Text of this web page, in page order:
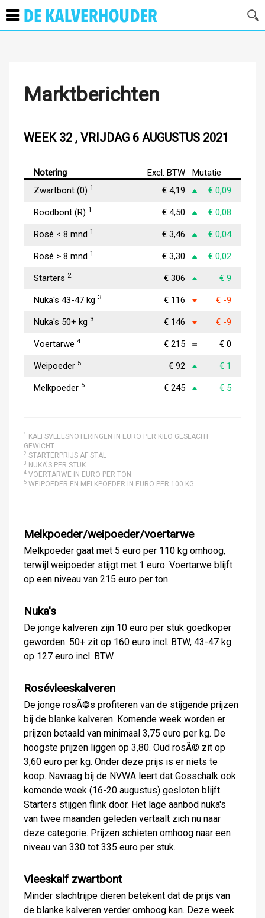
Marktberichten
WEEK 32 , VRIJDAG 6 AUGUSTUS 2021
Notering Excl. BTW
Mutatie
Zwartbont (0) 1 € 4,19 € 0,09
Roodbont (R) 1 € 4,50 € 0,08
Rosé < 8 mnd 1 € 3,46 € 0,04
Rosé > 8 mnd 1 € 3,30 € 0,02
Starters 2 € 306 € 9
Nuka's 43-47 kg 3 € 116 € -9
Nuka's 50+ kg 3 € 146 € -9
Voertarwe 4 € 215 € 0
Weipoeder 5 € 92 € 1
Melkpoeder 5 € 245 € 5
1
KALFSVLEESNOTERINGEN IN EURO PER KILO GESLACHT
GEWICHT
2 STARTERPRIJS AF STAL
3 NUKA'S PER STUK
4 VOERTARWE IN EURO PER TON.
5 WEIPOEDER EN MELKPOEDER IN EURO PER 100 KG
Melkpoeder/weipoeder/voertarwe
Melkpoeder gaat met 5 euro per 110 kg omhoog,
terwijl weipoeder stijgt met 1 euro. Voertarwe blijft
op een niveau van 215 euro per ton.
Nuka's
De jonge kalveren zijn 10 euro per stuk goedkoper
geworden. 50+ zit op 160 euro incl. BTW, 43-47 kg
op 127 euro incl. BTW.
Rosévleeskalveren
De jonge rosÃ©s profiteren van de stijgende prijzen
bij de blanke kalveren. Komende week worden er
prijzen betaald van minimaal 3,75 euro per kg. De
hoogste prijzen liggen op 3,80. Oud rosÃ© zit op
3,60 euro per kg. Onder deze prijs is er niets te
koop. Navraag bij de NVWA leert dat Gosschalk ook
komende week (16-20 augustus) gesloten blijft.
Starters stijgen flink door. Het lage aanbod nuka's
van twee maanden geleden vertaalt zich nu naar
deze categorie. Prijzen schieten omhoog naar een
niveau van 330 tot 335 euro per stuk.
Vleeskalf zwartbont
Minder slachtrijpe dieren betekent dat de prijs van
de blanke kalveren verder omhoog kan. Deze week